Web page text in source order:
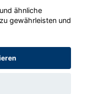
2020 - 2026
ähnliche
gewährleisten und